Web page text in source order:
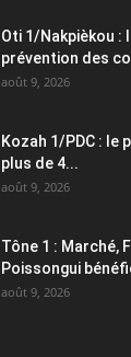
Oti 1/Nakpièkou :
prévention des
août 9, 2026
Kozah 1/PDC : le
plus de 4...
août 9, 2026
Tône 1 : Marché,
Poissongui
août 9, 2026